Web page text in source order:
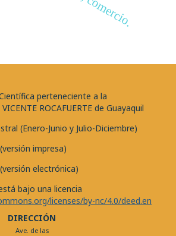
perteneciente a la
ROCAFUERTE de Guayaquil
(Enero-Junio y Julio-Diciembre)
impresa)
electrónica)
bajo una licencia
licenses/by-nc/4.0/deed.en
DIRECCIÓN
Ave. de las